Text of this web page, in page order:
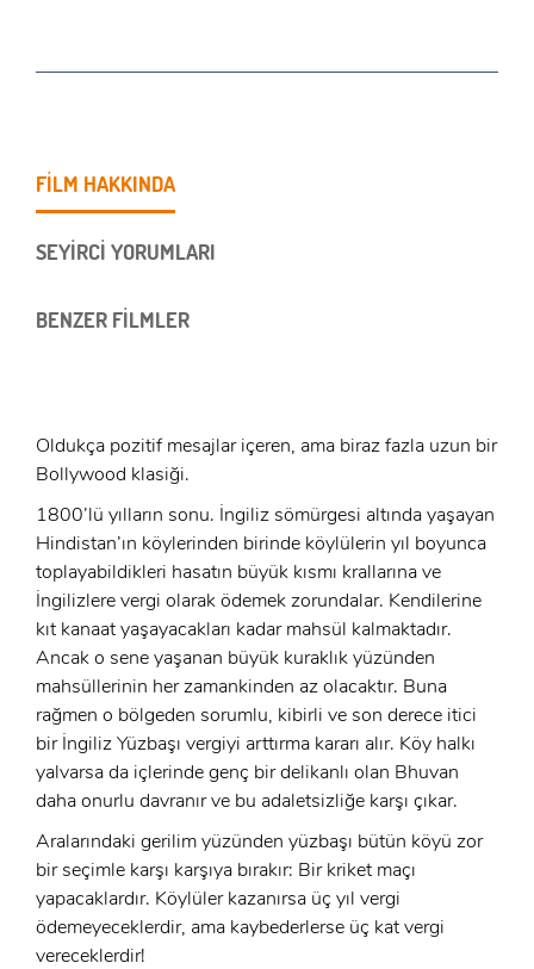
FİLM HAKKINDA
SEYİRCİ YORUMLARI
BENZER FİLMLER
Oldukça pozitif mesajlar içeren, ama biraz fazla uzun bir
Bollywood klasiği.
1800’lü yılların sonu. İngiliz sömürgesi altında yaşayan
Hindistan’ın köylerinden birinde köylülerin yıl boyunca
toplayabildikleri hasatın büyük kısmı krallarına ve
İngilizlere vergi olarak ödemek zorundalar. Kendilerine
kıt kanaat yaşayacakları kadar mahsül kalmaktadır.
Ancak o sene yaşanan büyük kuraklık yüzünden
mahsüllerinin her zamankinden az olacaktır. Buna
rağmen o bölgeden sorumlu, kibirli ve son derece itici
bir İngiliz Yüzbaşı vergiyi arttırma kararı alır. Köy halkı
yalvarsa da içlerinde genç bir delikanlı olan Bhuvan
daha onurlu davranır ve bu adaletsizliğe karşı çıkar.
Aralarındaki gerilim yüzünden yüzbaşı bütün köyü zor
bir seçimle karşı karşıya bırakır: Bir kriket maçı
yapacaklardır. Köylüler kazanırsa üç yıl vergi
ödemeyeceklerdir, ama kaybederlerse üç kat vergi
vereceklerdir!